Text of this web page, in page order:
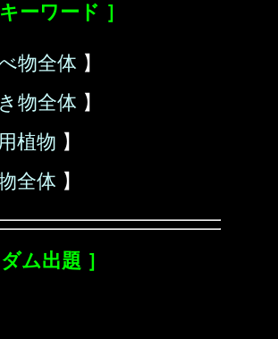
ーワード ］
物全体 】
物全体 】
植物 】
全体 】
ム出題 ］